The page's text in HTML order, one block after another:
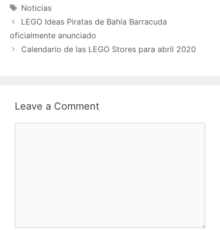
Tags
Noticias
LEGO Ideas Piratas de Bahía Barracuda
oficialmente anunciado
Calendario de las LEGO Stores para abril 2020
Leave a Comment